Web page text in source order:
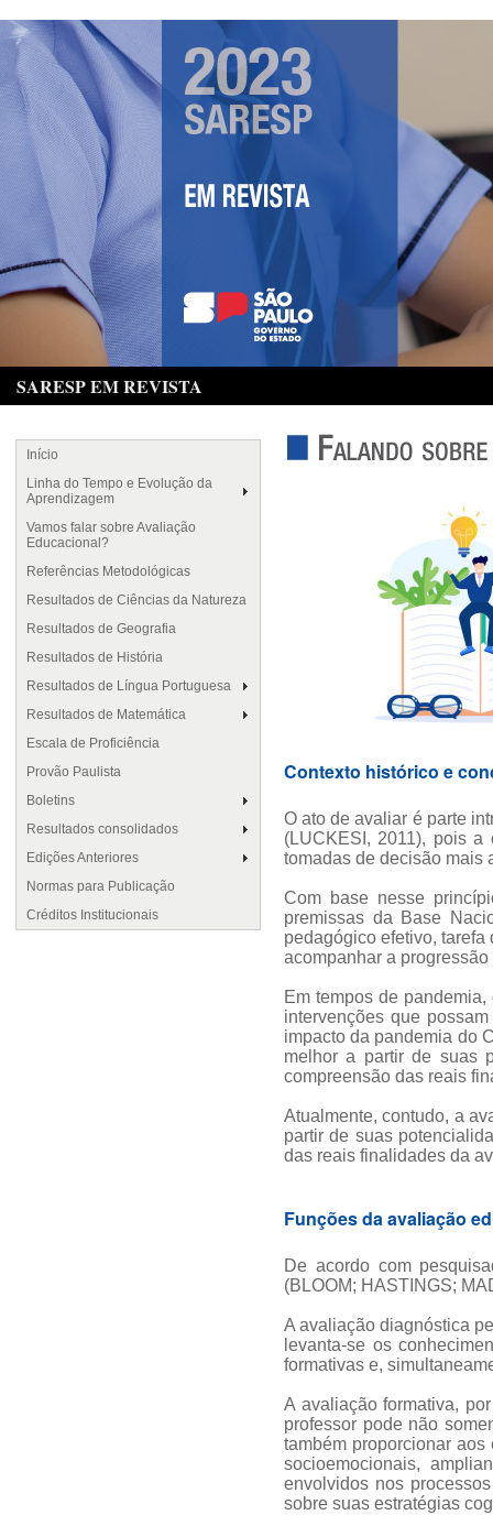
SARESP EM REVISTA
Início
Linha do Tempo e Evolução da
Aprendizagem
Vamos falar sobre Avaliação
Educacional?
Referências Metodológicas
Resultados de Ciências da Natureza
Resultados de Geografia
Resultados de História
Resultados de Língua Portuguesa
Resultados de Matemática
Escala de Proficiência
Provão Paulista
Boletins
Resultados consolidados
Edições Anteriores
Normas para Publicação
Créditos Institucionais
Contexto histórico e
O ato de avaliar é parte
(LUCKESI, 2011), pois
tomadas de decisão mais
Com base nesse
premissas da Base
pedagógico efetivo,
acompanhar a
Em tempos de
intervenções que
impacto da pandemia do
melhor a partir de suas
compreensão das reais
Atualmente, contudo, a
partir de suas
das reais finalidades da
Funções da avaliação
De acordo com
(BLOOM; HASTINGS;
A avaliação diagnóstica
levanta-se os
formativas e,
A avaliação formativa,
professor pode não
também proporcionar
socioemocionais,
envolvidos nos
sobre suas estratégias